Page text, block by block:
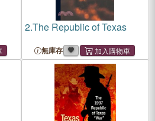
2.The Republic of Texas
無庫存